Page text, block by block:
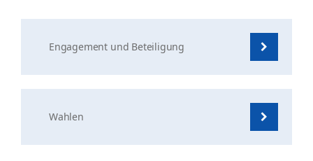
Engagement und Beteiligung
Wahlen